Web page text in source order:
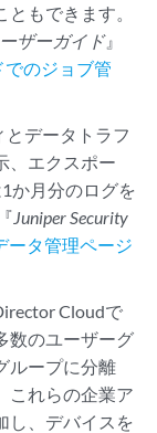
もできます。
ザーガイド』
でのジョブ管
データトラフ
、エクスポー
か月分のログを
Juniper Security
ータ管理ページ
Cloudで
数のユーザーグ
ループに分離
これらの企業ア
し、デバイスを